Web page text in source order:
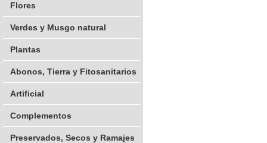
Flores
Verdes y Musgo natural
Plantas
Abonos, Tierra y Fitosanitarios
Artificial
Complementos
Preservados, Secos y Ramajes